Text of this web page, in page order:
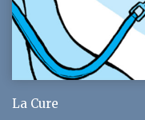
La Cure